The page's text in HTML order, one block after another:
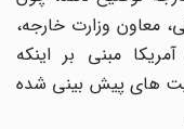
معاون وزارت خارجه،
مبنی بر اینکه
های پیش بینی شده